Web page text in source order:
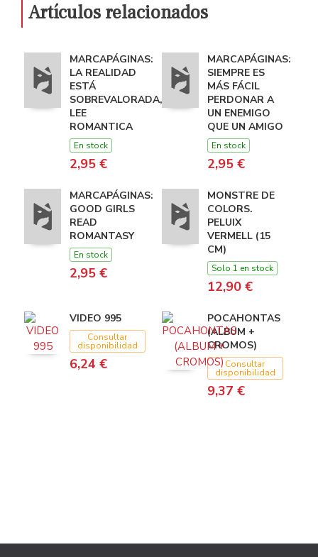
Artículos relacionados
MARCAPÁGINAS:
LA REALIDAD
ESTÁ
SOBREVALORADA,
LEE
ROMANTICA
En stock
2,95 €
MARCAPÁGINAS:
SIEMPRE ES
MÁS FÁCIL
PERDONAR A
UN ENEMIGO
QUE UN AMIGO
En stock
2,95 €
MARCAPÁGINAS:
GOOD GIRLS
READ
ROMANTASY
En stock
2,95 €
MONSTRE DE
COLORS.
PELUIX
VERMELL (15
CM)
Solo 1 en stock
12,90 €
VIDEO 995
Consultar
disponibilidad
6,24 €
POCAHONTAS
(ALBUM +
CROMOS)
Consultar
disponibilidad
9,37 €